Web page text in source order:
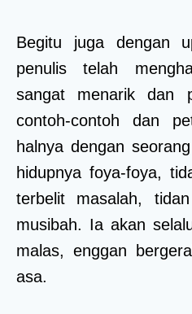
Begitu juga dengan
penulis telah
sangat menarik dan
contoh-contoh dan
halnya dengan
hidupnya foya-foya,
terbelit masalah,
musibah. Ia akan
malas, enggan
asa.